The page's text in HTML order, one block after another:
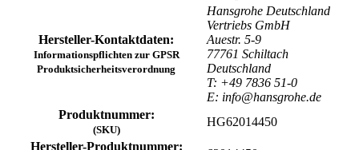
Hersteller-Kontaktdaten:
Informationspflichten zur GPSR
Produktsicherheitsverordnung
Hansgrohe Deutschland
Vertriebs GmbH
Auestr. 5-9
77761 Schiltach
Deutschland
T: +49 7836 51-0
E: info@hansgrohe.de
Produktnummer:
(SKU)
HG62014450
Hersteller-Produktnummer: